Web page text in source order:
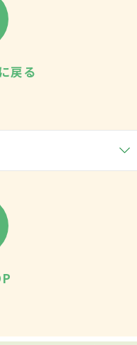
戻る